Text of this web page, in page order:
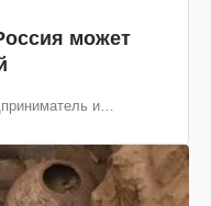
может
и